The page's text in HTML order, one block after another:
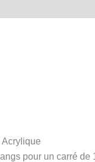
pour un carré de